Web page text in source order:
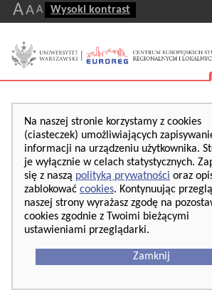
AA A Wysoki kontrast
Na naszej stronie korzystamy z cookies
(ciasteczek) umożliwiających
informacji na urządzeniu użytkownika.
je wyłącznie w celach statystycznych.
się z naszą polityką prywatności oraz
zablokować cookies. Kontynuując
naszej strony wyrażasz zgodę na
cookies zgodnie z Twoimi bieżącymi
ustawieniami przeglądarki.
Zamknij